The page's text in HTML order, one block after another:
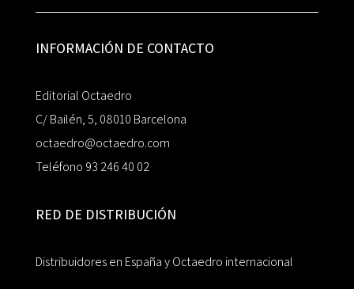
INFORMACIÓN DE CONTACTO
Editorial Octaedro
C/ Bailén, 5, 08010 Barcelona
octaedro@octaedro.com
Teléfono 93 246 40 02
RED DE DISTRIBUCIÓN
Distribuidores en España y Octaedro internacional